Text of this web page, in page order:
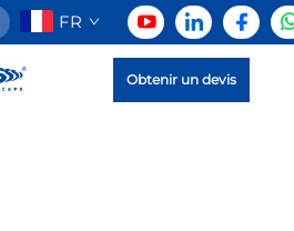
FR
Obtenir un devis